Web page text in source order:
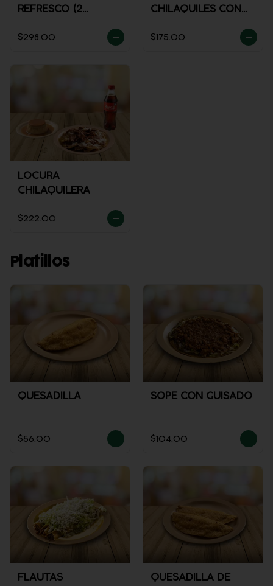
REFRESCO (2
$298.00
CHILAQUILES CON
NARANJA
$175.00
LOCURA
CHILAQUILERA
$222.00
Platillos
QUESADILLA
$56.00
SOPE CON GUISADO
$104.00
FLAUTAS QUESADILLA DE